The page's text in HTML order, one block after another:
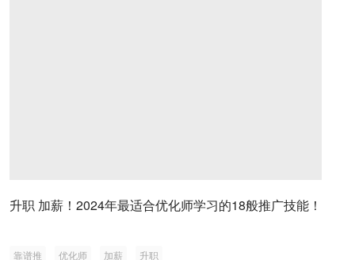
升职 加薪！2024年最适合优化师学习的18般推广技能！
靠谱推 优化师 加薪 升职